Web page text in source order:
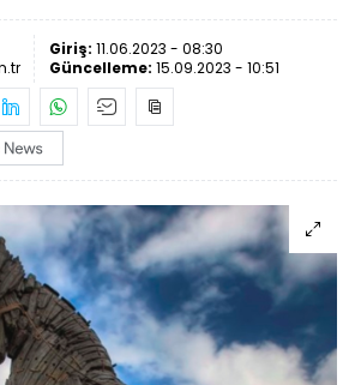
Giriş: 11.06.2023 - 08:30
Güncelleme: 15.09.2023 - 10:51